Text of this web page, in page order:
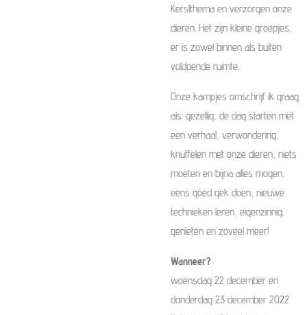
Kerstthema en verzorgen onze
dieren. Het zijn kleine groepjes,
er is zowel binnen als buiten
voldoende ruimte.
Onze kampjes omschrijf ik graag
als: gezellig, de dag starten met
een verhaal, verwondering,
knuffelen met onze dieren, niets
moeten en bijna alles mogen,
eens goed gek doen, nieuwe
technieken leren, eigenzinnig,
genieten en zoveel meer!
Wanneer?
woensdag 22 december en
donderdag 23 december 2022